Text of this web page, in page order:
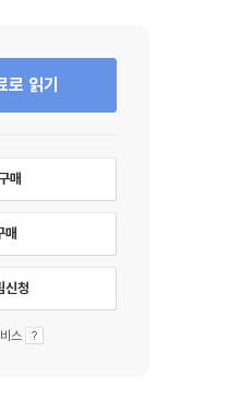
읽기
매
매
신청
스